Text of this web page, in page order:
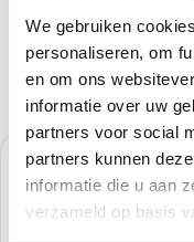
We gebruiken
personaliseren, om
en om ons
informatie over uw
partners voor social
partners kunnen
informatie die u aan
verzameld op basis
Normale prijs:
€ 66,11
Prijzen excl. BTW